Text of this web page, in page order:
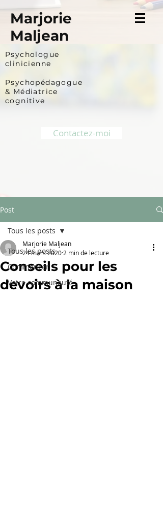
Marjorie
Maljean
Psychologue
clinicienne
Psychopédagogue
& Médiatrice
cognitive
Contactez-moi
Post
Tous les posts
Commencer
Votre communauté
Tous les posts
Conseils pour les
devoirs à la maison
Marjorie Maljean
24 mars 2020 2 min de lecture